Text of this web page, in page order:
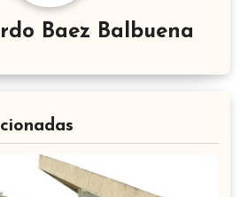
Baez Balbuena